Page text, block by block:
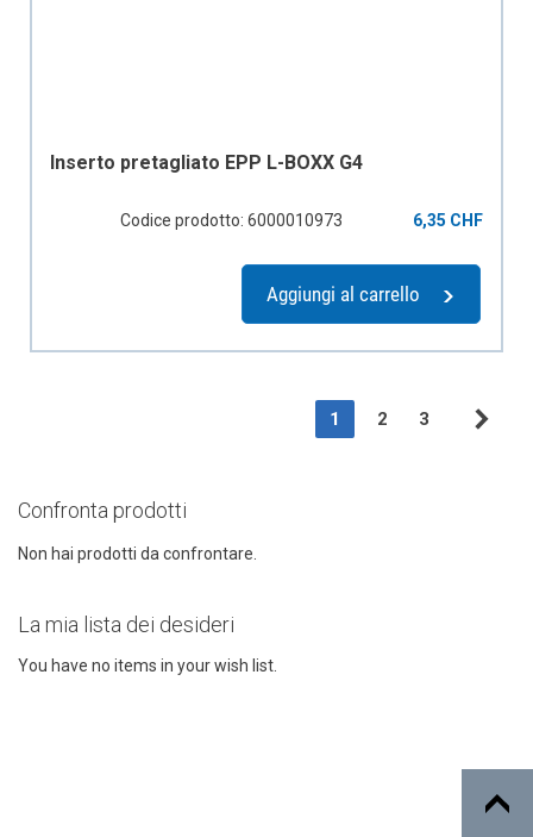
Inserto pretagliato EPP L-BOXX G4
Codice prodotto: 6000010973 6,35 CHF
Aggiungi al carrello
PageYou're currently
1 Page
2 Page
3
Confronta prodotti
Non hai prodotti da confrontare.
La mia lista dei desideri
You have no items in your wish list.